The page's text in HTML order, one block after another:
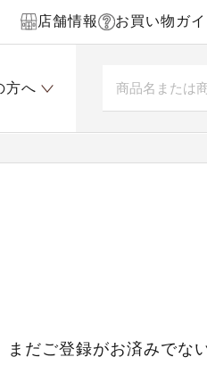
店舗情報 お買い物ガイ
方へ
まだご登録がお済みでな